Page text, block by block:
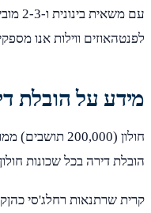
לפנטהאוזים ווילות אנו
מידע על הובלת
חולון
הובלת דירה בכל שכונות
קרית שרתנאות רחלג'סי